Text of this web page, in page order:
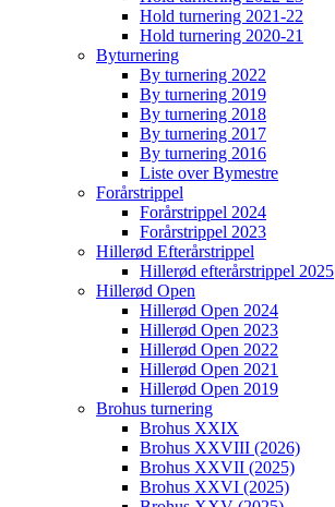
Hold turnering 2021-22
Hold turnering 2020-21
Byturnering
By turnering 2022
By turnering 2019
By turnering 2018
By turnering 2017
By turnering 2016
Liste over Bymestre
Forårstrippel
Forårstrippel 2024
Forårstrippel 2023
Hillerød Efterårstrippel
Hillerød efterårstrippel 2025
Hillerød Open
Hillerød Open 2024
Hillerød Open 2023
Hillerød Open 2022
Hillerød Open 2021
Hillerød Open 2019
Brohus turnering
Brohus XXIX
Brohus XXVIII (2026)
Brohus XXVII (2025)
Brohus XXVI (2025)